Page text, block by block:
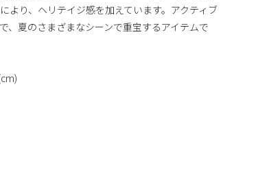
より、ヘリテイジ感を加えています。アクティブ
、夏のさまざまなシーンで重宝するアイテムで